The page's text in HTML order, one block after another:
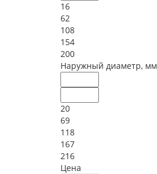
16
62
108
154
200
Наружный диаметр, мм
20
69
118
167
216
Цена